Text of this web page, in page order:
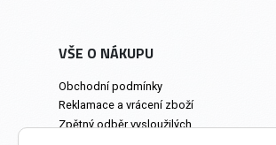
VŠE O NÁKUPU
Obchodní podmínky
Reklamace a vrácení zboží
Zpětný odběr vysloužilých